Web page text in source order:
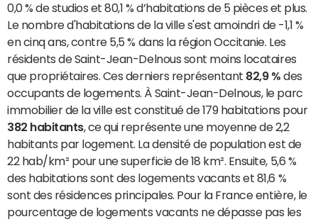
0,0 % de studios et 80,1 % d’habitations de 5 pièces et plus.
Le nombre d'habitations de la ville s'est amoindri de -1,1 %
en cinq ans, contre 5,5 % dans la région Occitanie. Les
résidents de Saint-Jean-Delnous sont moins locataires
que propriétaires. Ces derniers représentant 82,9 % des
occupants de logements. À Saint-Jean-Delnous, le parc
immobilier de la ville est constitué de 179 habitations pour
382 habitants, ce qui représente une moyenne de 2,2
habitants par logement. La densité de population est de
22 hab/km² pour une superficie de 18 km². Ensuite, 5,6 %
des habitations sont des logements vacants et 81,6 %
sont des résidences principales. Pour la France entière, le
pourcentage de logements vacants ne dépasse pas les